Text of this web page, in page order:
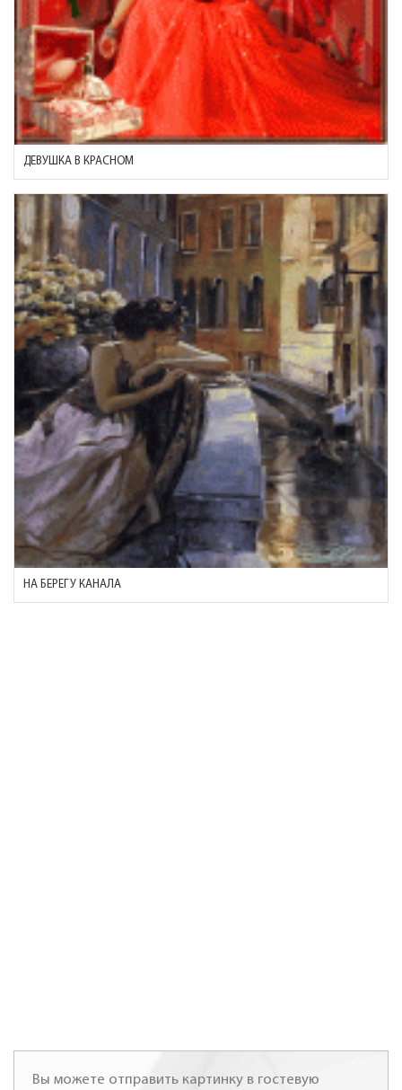
ДЕВУШКА В КРАСНОМ
НА БЕРЕГУ КАНАЛА
Вы можете отправить картинку в гостевую